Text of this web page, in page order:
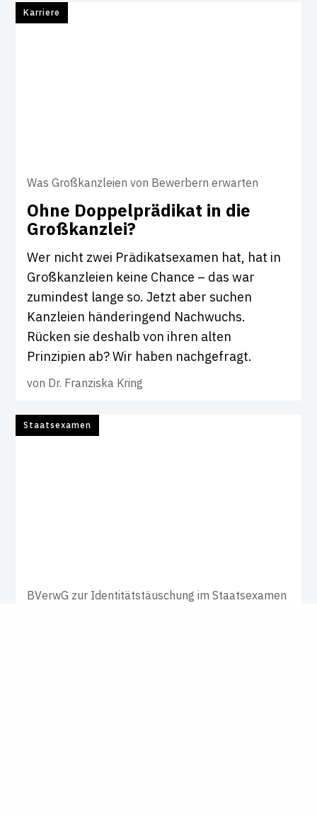
Karriere
Was Großkanzleien von Bewerbern erwarten
Ohne Dop­pel­prä­d­ikat in die
Groß­kanzlei?
Wer nicht zwei Prädikatsexamen hat, hat in
Großkanzleien keine Chance – das war
zumindest lange so. Jetzt aber suchen
Kanzleien händeringend Nachwuchs.
Rücken sie deshalb von ihren alten
Prinzipien ab? Wir haben nachgefragt.
von Dr. Franziska Kring
Staatsexamen
BVerwG zur Identitätstäuschung im Staatsexamen